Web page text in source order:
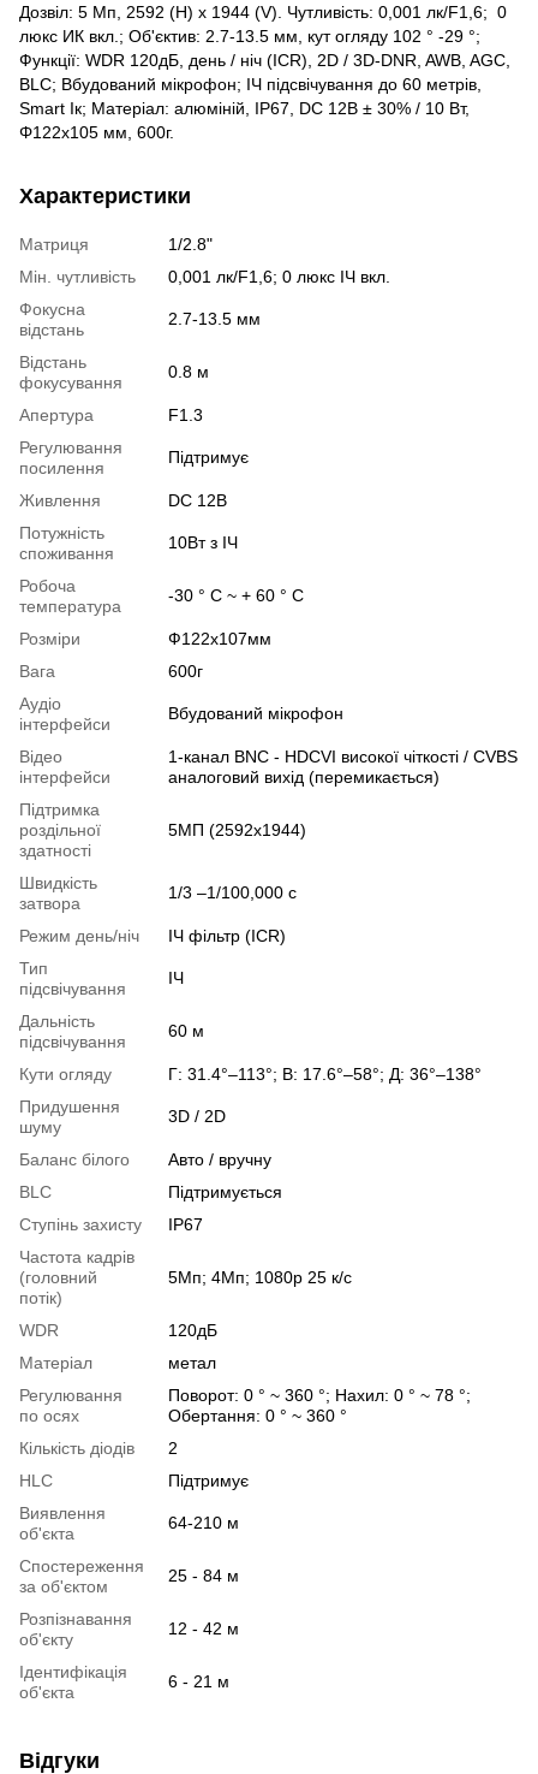
Дозвіл: 5 Мп, 2592 (H) x 1944 (V). Чутливість: 0,001 лк/F1,6; 0
люкс ИК вкл.; Об'єктив: 2.7-13.5 мм, кут огляду 102 ° -29 °;
Функції: WDR 120дБ, день / ніч (ICR), 2D / 3D-DNR, AWB, AGC,
BLC; Вбудований мікрофон; ІЧ підсвічування до 60 метрів,
Smart Ік; Матеріал: алюміній, IP67, DC 12В ± 30% / 10 Вт,
Φ122х105 мм, 600г.
Характеристики
Матриця
1/2.8"
Мін. чутливість
0,001 лк/F1,6; 0 люкс ІЧ вкл.
Фокусна
відстань
2.7-13.5 мм
Відстань
фокусування
0.8 м
Апертура
F1.3
Регулювання
посилення
Підтримує
Живлення
DC 12В
Потужність
споживання
10Вт з ІЧ
Робоча
температура
-30 ° C ~ + 60 ° C
Розміри
Ф122x107мм
Вага
600г
Аудіо
інтерфейси
Вбудований мікрофон
Відео
інтерфейси
1-канал BNC - HDCVI високої чіткості / CVBS
аналоговий вихід (перемикається)
Підтримка
роздільної
здатності
5МП (2592x1944)
Швидкість
затвора
1/3 –1/100,000 с
Режим день/ніч
ІЧ фільтр (ICR)
Тип
підсвічування
ІЧ
Дальність
підсвічування
60 м
Кути огляду
Г: 31.4°–113°; В: 17.6°–58°; Д: 36°–138°
Придушення
шуму
3D / 2D
Баланс білого
Авто / вручну
BLC
Підтримується
Ступінь захисту
IP67
Частота кадрів
(головний
потік)
5Мп; 4Мп; 1080p 25 к/с
WDR
120дБ
Матеріал
метал
Регулювання
по осях
Поворот: 0 ° ~ 360 °; Нахил: 0 ° ~ 78 °;
Обертання: 0 ° ~ 360 °
Кількість діодів
2
HLC
Підтримує
Виявлення
об'єкта
64-210 м
Спостереження
за об'єктом
25 - 84 м
Розпізнавання
об'єкту
12 - 42 м
Ідентифікація
об'єкта
6 - 21 м
Відгуки